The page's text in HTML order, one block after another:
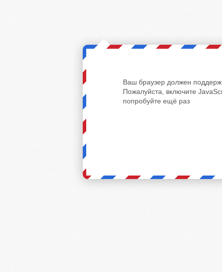
Ваш браузер должен
Пожалуйста, включите
попробуйте ещё раз